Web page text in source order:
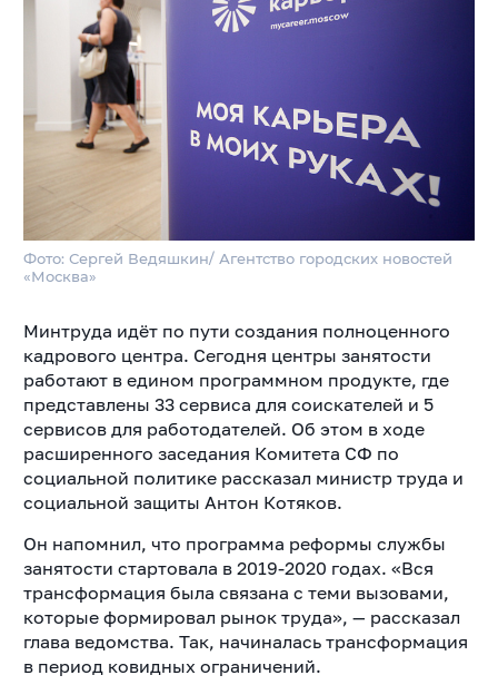
Фото: Сергей Ведяшкин/ Агентство городских новостей
«Москва»
Минтруда идёт по пути создания полноценного
кадрового центра. Сегодня центры занятости
работают в едином программном продукте, где
представлены 33 сервиса для соискателей и 5
сервисов для работодателей. Об этом в ходе
расширенного заседания Комитета СФ по
социальной политике рассказал министр труда и
социальной защиты Антон Котяков.
Он напомнил, что программа реформы службы
занятости стартовала в 2019-2020 годах. «Вся
трансформация была связана с теми вызовами,
которые формировал рынок труда», — рассказал
глава ведомства. Так, начиналась трансформация
в период ковидных ограничений.